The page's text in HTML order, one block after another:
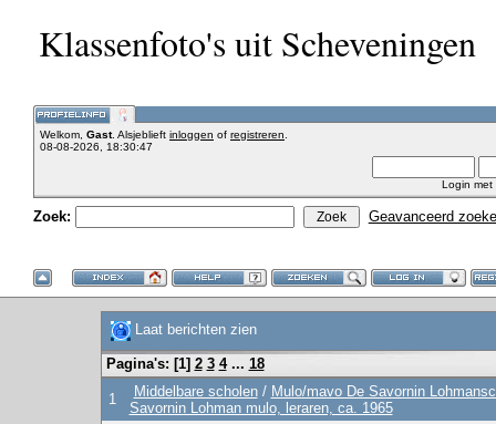
Klassenfoto's uit Scheveningen
Welkom, Gast. Alsjeblieft inloggen of registreren
08-08-2026, 18:30:47
Login met
Zoek: Geavanceerd
Laat berichten zien
Pagina's: [1] 2 3 4 ... 18
1 Middelbare scholen/ Mulo/mavo De Savornin
Savornin Lohman mulo, leraren, ca. 1965